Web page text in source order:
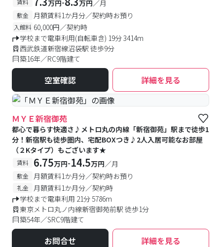
賃料 万円 万円／月
敷金 月額賃料1か月分／契約時お預り
入館料 60,000円／契約時
学校まで電車利用(自転車含) 19分 3414m
西武鉄道新宿線沼袋駅 徒歩9分
築16年／RC9階建て
空室確認 詳細を見る
ＭＹＥ新宿御苑
都心で暮らす快適さ♪メトロ丸の内線「新宿御苑」駅まで徒歩1
分！新宿駅も徒歩圏内、宅配BOXつき♪2人入居可能なお部屋
（２Kタイプ）もございます★
賃料 6.75万円-14.5万円／月
敷金 月額賃料1か月分／契約時お預り
礼金
月額賃料1か月分／契約時
学校まで電車利用 21分 5786m
東京メトロ丸ノ内線新宿御苑前駅 徒歩1分
築54年／SRC9階建て
お問合せ 詳細を見る